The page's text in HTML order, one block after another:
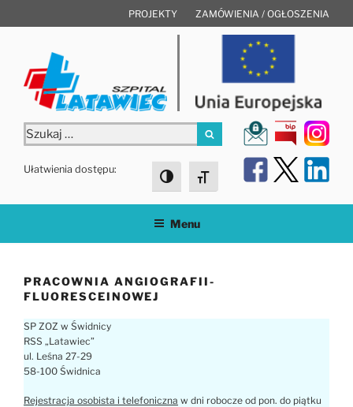
do
PROJEKTY ZAMÓWIENIA / OGŁOSZENIA
Szukaj:
Szukaj
Ułatwienia dostępu:
Toggle High Contrast
Toggle Font size
Menu
PRACOWNIA ANGIOGRAFII-
FLUORESCEINOWEJ
SP ZOZ w Świdnicy
RSS „Latawiec”
ul. Leśna 27-29
58-100 Świdnica
Rejestracja osobista i telefoniczna w dni robocze od pon. do piątku